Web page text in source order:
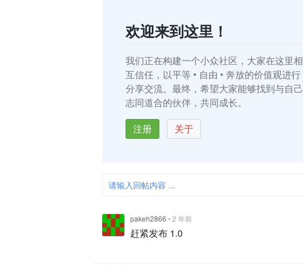
欢迎来到这里！
我们正在构建一个小众社区，大家在这里相
互信任，以平等 • 自由 • 奔放的价值观进行
分享交流。最终，希望大家能够找到与自己
志同道合的伙伴，共同成长。
注册
关于
请输入回帖内容 ...
pakeh2866 •2 年前
赶紧发布 1.0